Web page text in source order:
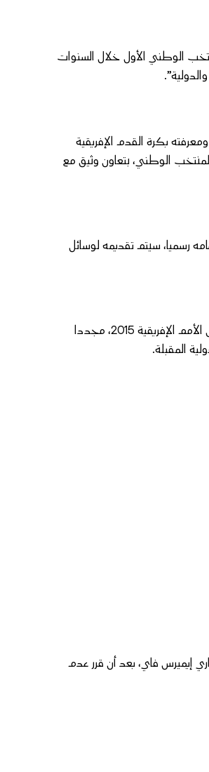
الوطني الأول خلال السنوات
بكرة القدم الإفريقية
الوطني، بتعاون وثيق مع
رسميا، سيتم تقديمه لوسائل
وبذلك، سيعود هيرفي رونار، المتوج من قبل بلقب بطل إفريقيا مع “الأفيال” الإيفوارية خلال كأس الأمم الإفريقية 2015، مجددا
المقبلة.
عن المدرب الإيفواري إيميرس فاي، بعد أن قرر عدم